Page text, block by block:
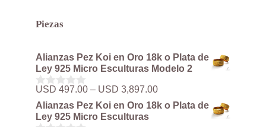
Piezas
Alianzas Pez Koi en Oro 18k o Plata de
Ley 925 Micro Esculturas Modelo 2
0
d
e
5
USD 497.00 – USD 3,897.00Rango
de
precios:
Alianzas Pez Koi en Oro 18k o Plata de
Ley 925 Micro Esculturas